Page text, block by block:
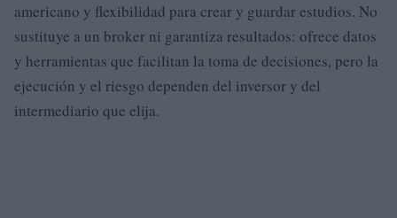
americano y flexibilidad para crear y guardar estudios. No
sustituye a un broker ni garantiza resultados: ofrece datos
y herramientas que facilitan la toma de decisiones, pero la
ejecución y el riesgo dependen del inversor y del
intermediario que elija.